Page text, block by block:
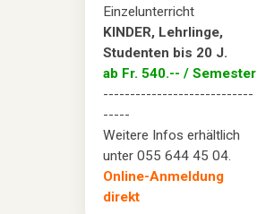
Einzelunterricht
KINDER, Lehrlinge,
Studenten bis 20 J.
ab Fr. 540.-- / Semester
----------------------------
-----
Weitere Infos erhältlich
unter 055 644 45 04.
Online-Anmeldung
direkt